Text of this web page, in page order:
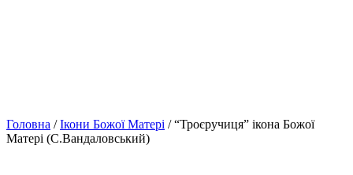
Головна /Ікони Божої Матері / “Троєручиця” ікона Божої
Матері (С.Вандаловський)